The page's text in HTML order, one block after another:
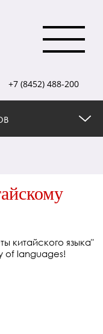
+7 (8452) 488-200
китайского языка"
of languages!